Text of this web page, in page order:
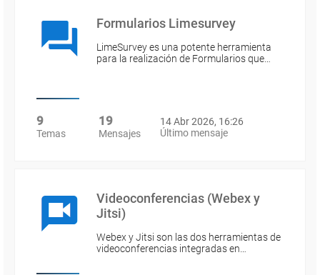
Formularios Limesurvey
LimeSurvey es una potente herramienta
para la realización de Formularios que…
9
Temas
19
Mensajes
14 Abr 2026, 16:26
Último mensaje
Videoconferencias (Webex y
Jitsi)
Webex y Jitsi son las dos herramientas de
videoconferencias integradas en…